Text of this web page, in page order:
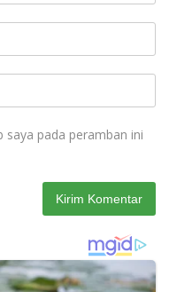
saya pada peramban ini